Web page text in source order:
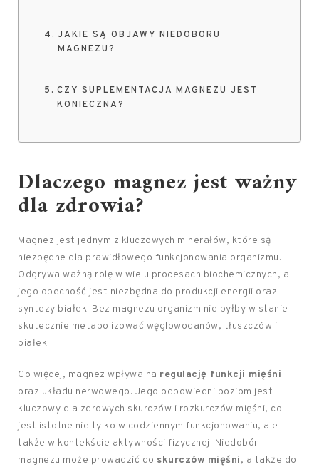
JAKIE SĄ OBJAWY NIEDOBORU
MAGNEZU?
CZY SUPLEMENTACJA MAGNEZU JEST
KONIECZNA?
Dlaczego magnez jest ważny
dla zdrowia?
Magnez jest jednym z kluczowych minerałów, które są
niezbędne dla prawidłowego funkcjonowania organizmu.
Odgrywa ważną rolę w wielu procesach biochemicznych, a
jego obecność jest niezbędna do produkcji energii oraz
syntezy białek. Bez magnezu organizm nie byłby w stanie
skutecznie metabolizować węglowodanów, tłuszczów i
białek.
Co więcej, magnez wpływa na regulację funkcji mięśni
oraz układu nerwowego. Jego odpowiedni poziom jest
kluczowy dla zdrowych skurczów i rozkurczów mięśni, co
jest istotne nie tylko w codziennym funkcjonowaniu, ale
także w kontekście aktywności fizycznej. Niedobór
magnezu może prowadzić do skurczów mięśni, a także do